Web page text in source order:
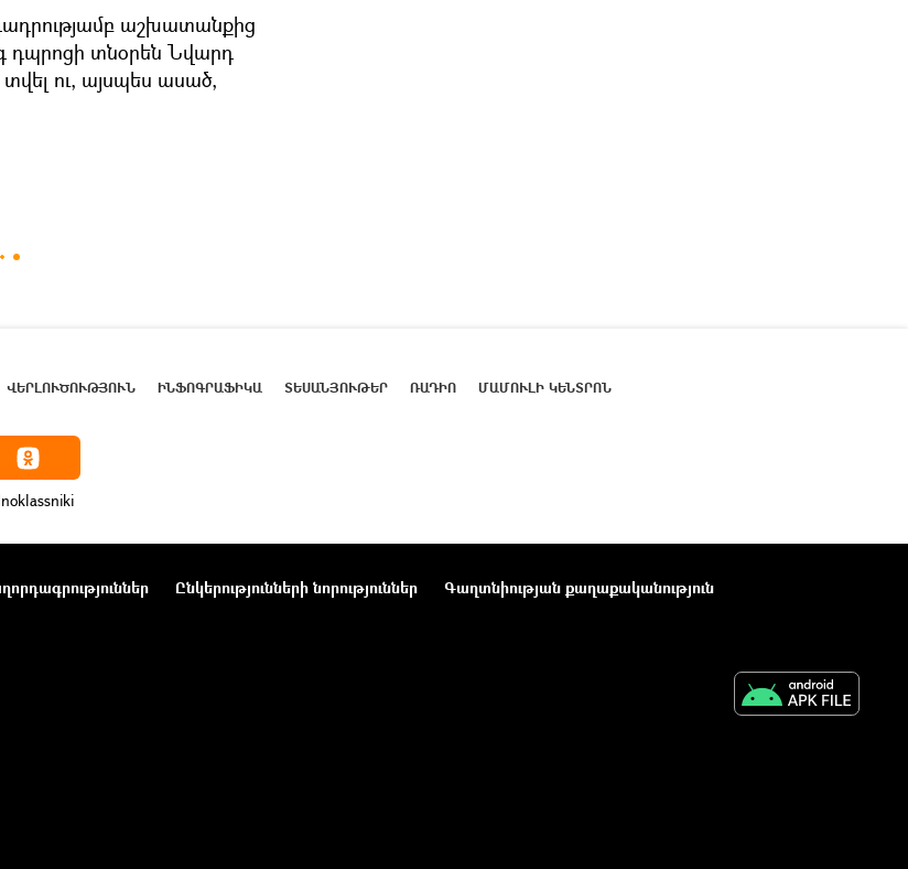
աշխատանքից
դպրոցի տնօրեն Նվարդ
տվել ու, այսպես ասած,
ՎԵՐԼՈՒԾՈՒԹՅՈՒՆ ԻՆՖՈԳՐԱՖԻԿԱ ՏԵՍԱՆՅՈՒԹԵՐ ՌԱԴԻՈ ՄԱՄՈՒԼԻ ԿԵՆՏՐՈՆ
Ընկերությունների նորություններ
Գաղտնիության քաղաքականություն